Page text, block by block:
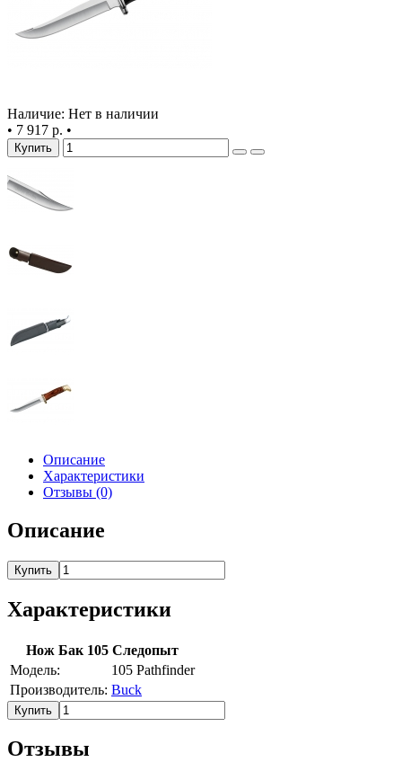
Наличие: Нет в наличии
• 7 917 р. •
Купить
Описание
Характеристики
Отзывы (0)
Описание
Купить
Характеристики
Нож Бак 105 Следопыт
Модель:
105 Pathfinder
Производитель: Buck
Купить
Отзывы